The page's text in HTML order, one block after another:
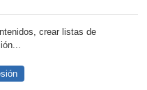
crear listas de